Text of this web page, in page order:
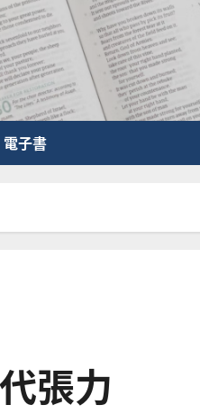
電子書
張力